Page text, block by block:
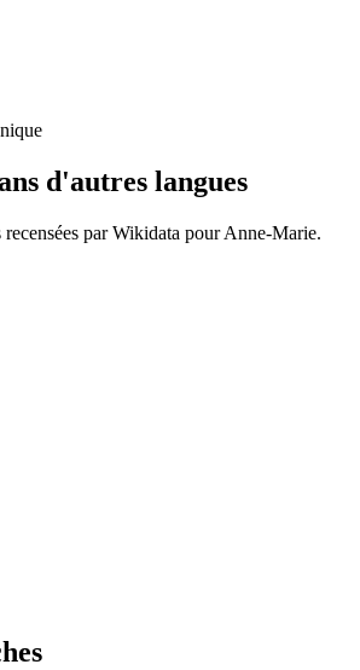
d'autres langues
par Wikidata pourAnne-Marie.